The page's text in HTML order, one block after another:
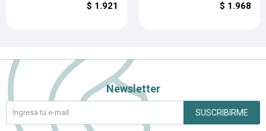
$ 1.921 $ 1.968
Newsletter
SUSCRIBIRME